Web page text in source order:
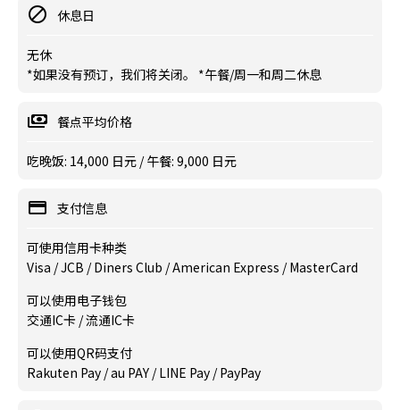
休息日
无休
*如果没有预订，我们将关闭。 *午餐/周一和周二休息
餐点平均价格
吃晚饭: 14,000 日元 / 午餐: 9,000 日元
支付信息
可使用信用卡种类
Visa / JCB / Diners Club / American Express / MasterCard
可以使用电子钱包
交通IC卡 / 流通IC卡
可以使用QR码支付
Rakuten Pay / au PAY / LINE Pay / PayPay